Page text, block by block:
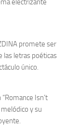
electrizante
promete ser
las letras poéticas
único.
Isn’t
y su